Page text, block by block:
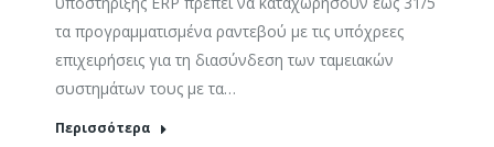
τα προγραμματισμένα ραντεβού με τις υπόχρεες
επιχειρήσεις για τη διασύνδεση των ταμειακών
συστημάτων τους με τα…
Περισσότερα